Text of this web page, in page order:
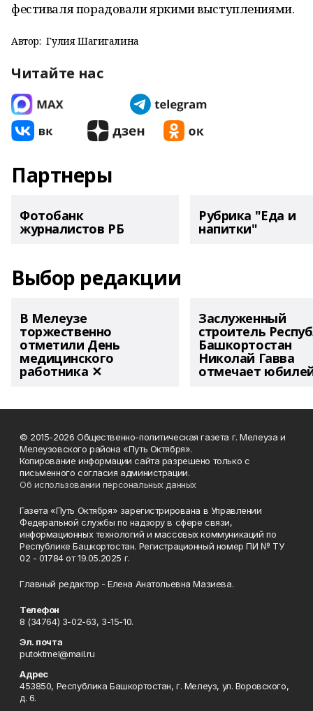
фестиваля порадовали яркими выступлениями.
Автор: Гулия Шагигалина
Читайте нас
Партнеры
Фотобанк
журналистов РБ
Рубрика "Еда и
напитки"
Выбор редакции
В Мелеузе
торжественно
отметили День
медицинского
работника ✕
Заслуженный
строитель
Башкортостан
Николай Гавва
отмечает
© 2015-2026 Общественно-политическая газета г. Мелеуза и
Мелеузовского района «Путь Октября».
Копирование информации сайта разрешено только с
письменного согласия администрации.
Об использовании персональных данных
Газета «Путь Октября» зарегистрирована в Управлении
Федеральной службы по надзору в сфере связи,
информационных технологий и массовых коммуникаций по
Республике Башкортостан. Регистрационный номер ПИ № ТУ
02 - 01784 от 19.05.2025 г.
Главный редактор - Елена Анатольевна Мазиева.
Телефон
8 (34764) 3-02-63, 3-15-10.
Эл. почта
putoktmel@mail.ru
Адрес
453850, Республика Башкортостан, г. Мелеуз, ул. Воровского,
д. 6.